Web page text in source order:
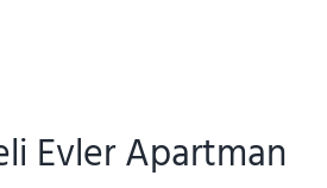
Evler Apartman